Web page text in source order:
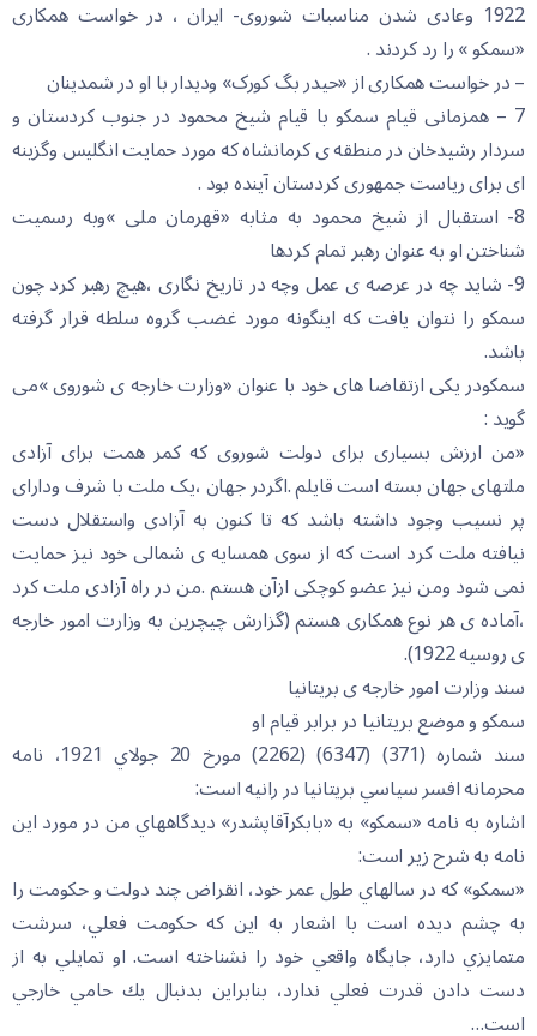
1922 وعادی شدن مناسبات شوروی- ایران ، در خواست همکاری
«سمکو » را رد کردند .
– در خواست همکاری از «حیدر بگ کورک» ودیدار با او در شمدینان
7 – همزمانی قیام سمکو با قیام شیخ محمود در جنوب کردستان و
سردار رشیدخان در منطقه ی کرمانشاه که مورد حمایت انگلیس وگزینه
ای برای ریاست جمهوری کردستان آینده بود .
8- استقبال از شیخ محمود به مثابه «قهرمان ملی »وبه رسمیت
شناختن او به عنوان رهبر تمام کردها
9- شاید چه در عرصه ی عمل وچه در تاریخ نگاری ،هیچ رهبر کرد چون
سمکو را نتوان یافت که اینگونه مورد غضب گروه سلطه قرار گرفته
باشد.
سمکودر یکی ازتقاضا های خود با عنوان «وزارت خارجه ی شوروی »می
گوید :
«من ارزش بسیاری برای دولت شوروی که کمر همت برای آزادی
ملتهای جهان بسته است قایلم .اگردر جهان ،یک ملت با شرف ودارای
پر نسیب وجود داشته باشد که تا کنون به آزادی واستقلال دست
نیافته ملت کرد است که از سوی همسایه ی شمالی خود نیز حمایت
نمی شود ومن نیز عضو کوچکی ازآن هستم .من در راه آزادی ملت کرد
،آماده ی هر نوع همکاری هستم (گزارش چیچرین به وزارت امور خارجه
ی روسیه 1922).
سند وزارت امور خارجه ی بریتانیا
سمكو و موضع بريتانيا در برابر قيام او
سند شماره (371) (6347) (2262) مورخ 20 جولاي 1921، نامه
محرمانه افسر سياسي بريتانيا در رانيه است:
اشاره به نامه «سمكو» به «بابكرآقاپشدر» ديدگاههاي من در مورد اين
نامه به شرح زير است:
«سمكو» كه در سالهاي طول عمر خود، انقراض چند دولت و حكومت را
به چشم ديده است با اشعار به اين كه حكومت فعلي، سرشت
متمايزي دارد، جايگاه واقعي خود را نشناخته است. او تمايلي به از
دست دادن قدرت فعلي ندارد، بنابراين بدنبال يك حامي خارجي
است…